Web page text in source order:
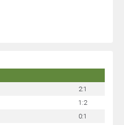
2:1
1:2
0:1